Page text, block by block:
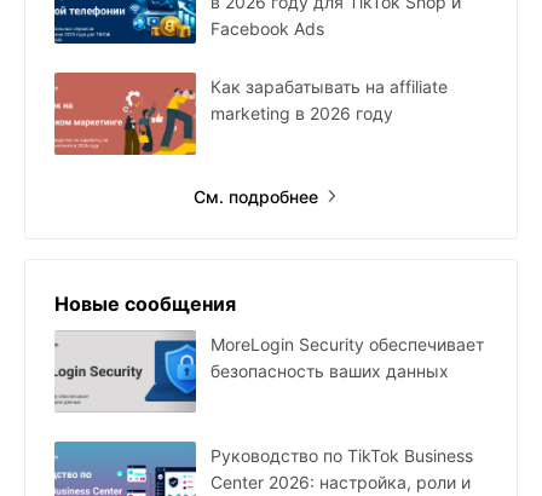
Facebook Ads
Как зарабатывать на affiliate
marketing в 2026 году
См. подробнее
Новые сообщения
MoreLogin Security обеспечивает
безопасность ваших данных
Руководство по TikTok Business
Center 2026: настройка, роли и